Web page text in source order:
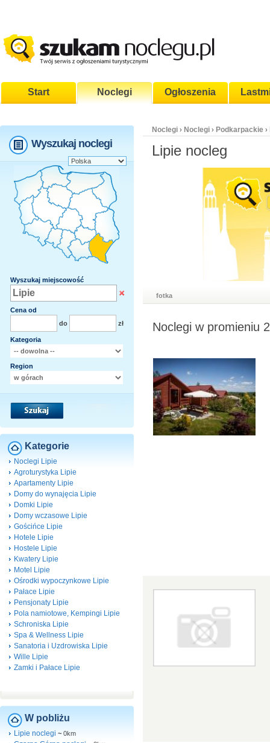
Start Noclegi Ogłoszenia
Wyszukaj noclegi
Wyszukaj miejscowość
Cena od
do
zł
Kategoria
Region
Kategorie
Noclegi Lipie
Agroturystyka Lipie
Apartamenty Lipie
Domy do wynajęcia Lipie
Domki Lipie
Domy wczasowe Lipie
Gościńce Lipie
Hotele Lipie
Hostele Lipie
Kwatery Lipie
Motel Lipie
Ośrodki wypoczynkowe Lipie
Pałace Lipie
Pensjonaty Lipie
Pola namiotowe, Kempingi Lipie
Schroniska Lipie
Spa & Wellness Lipie
Sanatoria i Uzdrowiska Lipie
Wille Lipie
Zamki i Pałace Lipie
W pobliżu
Lipie noclegi ~ 0km
Noclegi › Noclegi › Podkarpackie ›
Lipie nocleg
fotka
Noclegi w promieniu